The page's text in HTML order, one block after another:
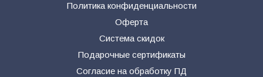
Политика конфиденциальности
Оферта
Система скидок
Подарочные сертификаты
Согласие на обработку ПД